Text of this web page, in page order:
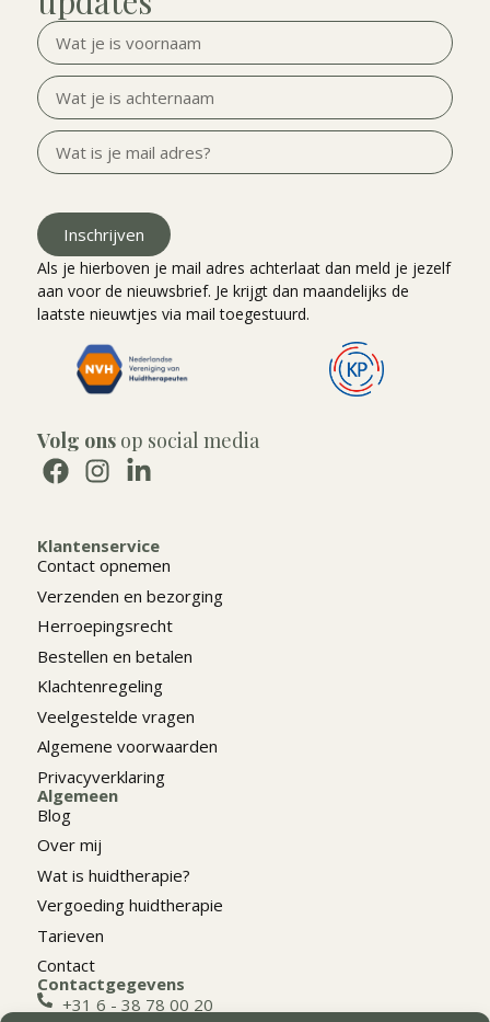
Inschrijven
Als je hierboven je mail adres achterlaat dan meld je jezelf
aan voor de nieuwsbrief. Je krijgt dan maandelijks de
laatste nieuwtjes via mail toegestuurd.
Volg ons op social media
Klantenservice
Contact opnemen
Verzenden en bezorging
Herroepingsrecht
Bestellen en betalen
Klachtenregeling
Veelgestelde vragen
Algemene voorwaarden
Privacyverklaring
Algemeen
Blog
Over mij
Wat is huidtherapie?
Vergoeding huidtherapie
Tarieven
Contact
Contactgegevens
+31 6 - 38 78 00 20